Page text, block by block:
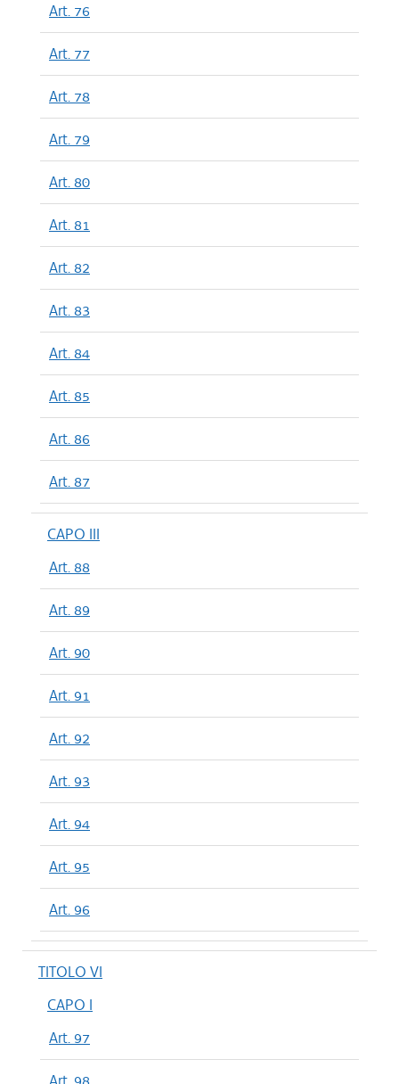
Art. 76
Art. 77
Art. 78
Art. 79
Art. 80
Art. 81
Art. 82
Art. 83
Art. 84
Art. 85
Art. 86
Art. 87
CAPO III
Art. 88
Art. 89
Art. 90
Art. 91
Art. 92
Art. 93
Art. 94
Art. 95
Art. 96
TITOLO VI
CAPO I
Art. 97